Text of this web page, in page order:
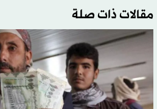
مقالات ذات صلة